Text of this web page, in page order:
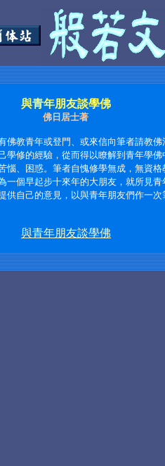
與青年朋友談學佛
佛日居士著
佛教青年或登門、或來信向筆者請教佛
學修的經驗，從而得以瞭解到青年學佛
惱、困惑。筆者自愧修學無成，無資格
一個早起步十來年的大朋友，就所見青
供自己的意見，以與青年朋友們作一次
與青年朋友談學佛